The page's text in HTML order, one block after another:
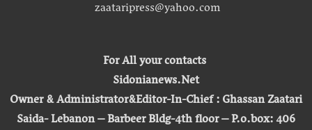
zaataripress@yahoo.com
For All your contacts
Sidonianews.Net
Owner & Administrator&Editor-In-Chief : Ghassan Zaatari
Saida- Lebanon – Barbeer Bldg-4th floor – P.o.box: 406